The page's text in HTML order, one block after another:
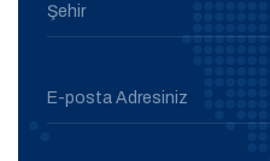
Şehir
E-posta Adresiniz